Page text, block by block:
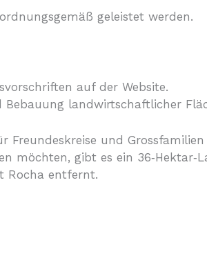
geleistet werden.
auf der Website.
Bebauung landwirtschaftlicher
Freundeskreise und Grossfamilien
möchten, gibt es ein
Rocha entfernt.